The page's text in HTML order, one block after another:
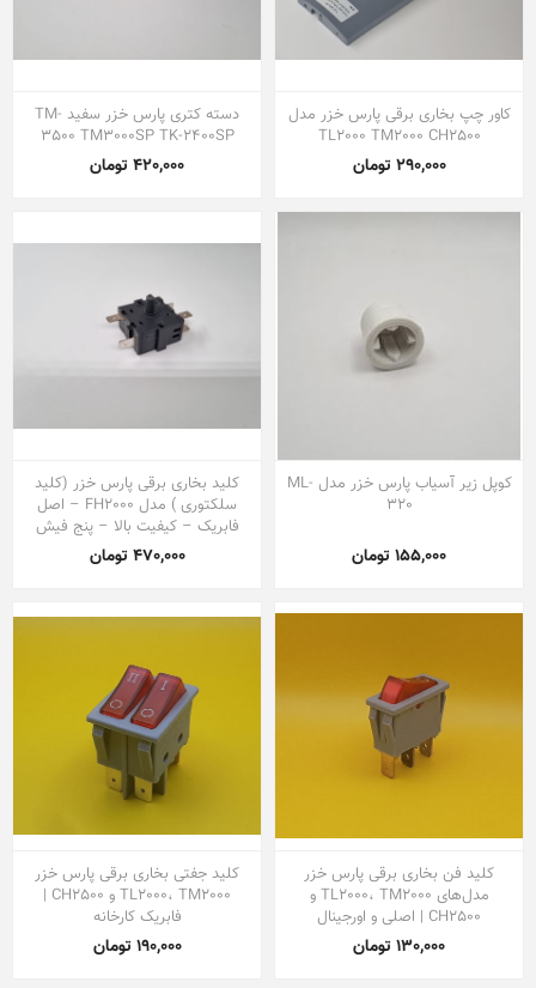
کاور چپ بخاری برقی پارس خزر مدل
TL2000 TM2000 CH2500
290,000 تومان
دسته کتری پارس خزر سفید TM-
3500 TM3000SP TK-2400SP
420,000 تومان
کوپل زیر آسیاب پارس خزر مدل ML-
320
155,000 تومان
کلید بخاری برقی پارس خزر (کلید
سلکتوری ) مدل FH2000 – اصل
فابریک – کیفیت بالا – پنج فیش
470,000 تومان
کلید فن بخاری برقی پارس خزر
مدل‌های TL2000، TM2000 و
CH2500 | اصلی و اورجینال
130,000 تومان
کلید جفتی بخاری برقی پارس خزر
TL2000، TM2000 و CH2500 |
فابریک کارخانه
190,000 تومان